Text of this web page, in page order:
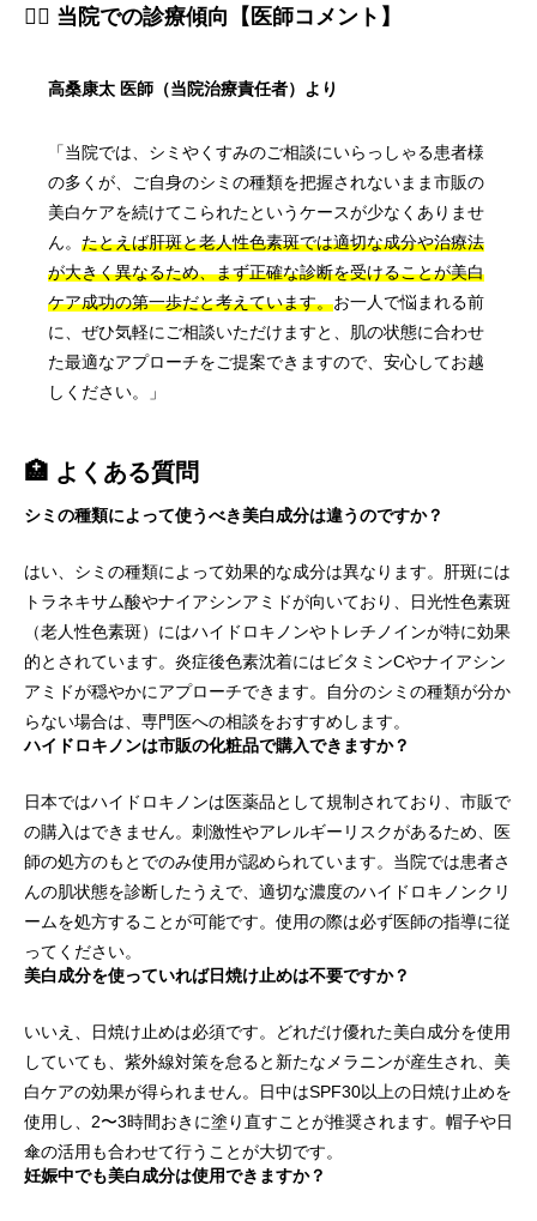
👨‍⚕️ 当院での診療傾向【医師コメント】
高桑康太 医師（当院治療責任者）より
「当院では、シミやくすみのご相談にいらっしゃる患者様
の多くが、ご自身のシミの種類を把握されないまま市販の
美白ケアを続けてこられたというケースが少なくありませ
ん。 たとえば肝斑と老人性色素斑では適切な成分や治療法
が大きく異なるため、まず正確な診断を受けることが美白
ケア成功の第一歩だと考えています。お一人で悩まれる前
に、ぜひ気軽にご相談いただけますと、肌の状態に合わせ
た最適なアプローチをご提案できますので、安心してお越
しください。」
🏥 よくある質問
シミの種類によって使うべき美白成分は違うのですか？
はい、シミの種類によって効果的な成分は異なります。肝斑には
トラネキサム酸やナイアシンアミドが向いており、日光性色素斑
（老人性色素斑）にはハイドロキノンやトレチノインが特に効果
的とされています。炎症後色素沈着にはビタミンCやナイアシン
アミドが穏やかにアプローチできます。自分のシミの種類が分か
らない場合は、専門医への相談をおすすめします。
ハイドロキノンは市販の化粧品で購入できますか？
日本ではハイドロキノンは医薬品として規制されており、市販で
の購入はできません。刺激性やアレルギーリスクがあるため、医
師の処方のもとでのみ使用が認められています。当院では患者さ
んの肌状態を診断したうえで、適切な濃度のハイドロキノンクリ
ームを処方することが可能です。使用の際は必ず医師の指導に従
ってください。
美白成分を使っていれば日焼け止めは不要ですか？
いいえ、日焼け止めは必須です。どれだけ優れた美白成分を使用
していても、紫外線対策を怠ると新たなメラニンが産生され、美
白ケアの効果が得られません。日中はSPF30以上の日焼け止めを
使用し、2〜3時間おきに塗り直すことが推奨されます。帽子や日
傘の活用も合わせて行うことが大切です。
妊娠中でも美白成分は使用できますか？